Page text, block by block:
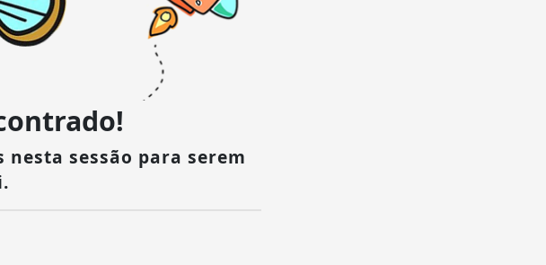
sessão para serem